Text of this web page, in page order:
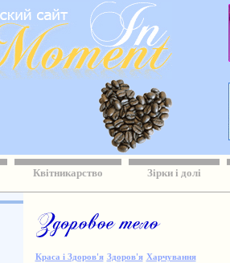
Квітникарство Зірки і долі
Краса і Здоров'я Здоров'я Харчування